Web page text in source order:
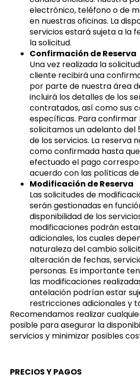
electrónico, teléfono o de
en nuestras oficinas. La
servicios estará sujeta a la
la solicitud.
Confirmación de Reserva
Una vez realizada la
cliente recibirá una
por parte de nuestra área
incluirá los detalles de los
contratados, así como sus
específicas. Para confirmar
solicitamos un adelanto del
de los servicios. La reserva
como confirmada hasta
efectuado el pago
acuerdo con las políticas
Modificación de Reserva
Las solicitudes de
serán gestionadas en
disponibilidad de los
modificaciones podrán
adicionales, los cuales
naturaleza del cambio
alteración de fechas,
personas. Es importante
las modificaciones
antelación podrían estar
restricciones adicionales y
Recomendamos realizar
posible para asegurar la
servicios y minimizar posibles
PRECIOS Y PAGOS